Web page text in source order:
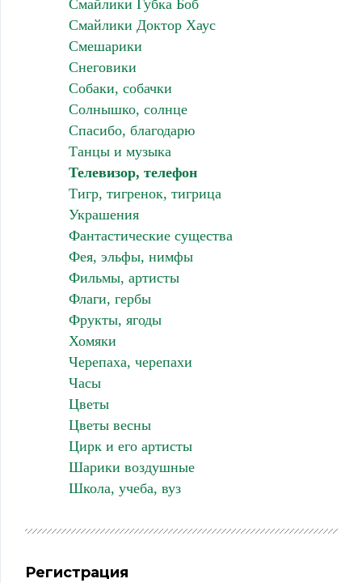
Смайлики Губка Боб
Смайлики Доктор Хаус
Смешарики
Снеговики
Собаки, собачки
Солнышко, солнце
Спасибо, благодарю
Танцы и музыка
Телевизор, телефон
Тигр, тигренок, тигрица
Украшения
Фантастические существа
Фея, эльфы, нимфы
Фильмы, артисты
Флаги, гербы
Фрукты, ягоды
Хомяки
Черепаха, черепахи
Часы
Цветы
Цветы весны
Цирк и его артисты
Шарики воздушные
Школа, учеба, вуз
Регистрация